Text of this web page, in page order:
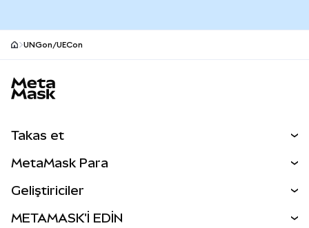
UNGon/UECon
Takas et
Perps
RWA'lar
MetaMask Para
Geliştiriciler
METAMASK'İ EDİN